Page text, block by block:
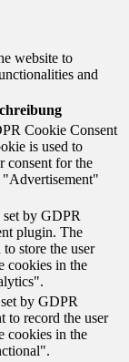
website to
and
Cookie Consent
is used to
consent for the
"Advertisement"
by GDPR
plugin. The
store the user
cookies in the
by GDPR
to record the user
cookies in the